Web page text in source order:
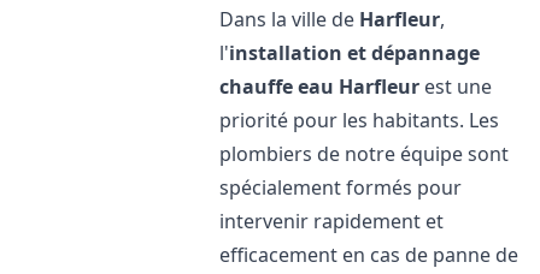
Dans la ville de Harfleur,
l'installation et dépannage
chauffe eau Harfleur est une
priorité pour les habitants. Les
plombiers de notre équipe sont
spécialement formés pour
intervenir rapidement et
efficacement en cas de panne de